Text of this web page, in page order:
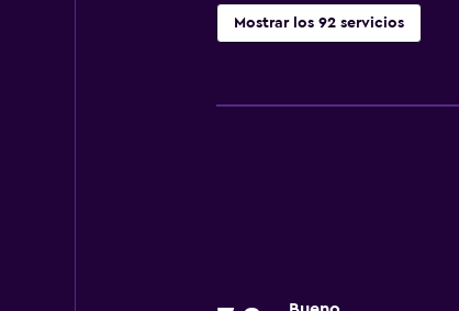
Mostrar los 92 servicios
Cajero automático/banco